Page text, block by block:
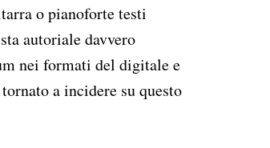
o pianoforte testi
autoriale davvero
nei formati del digitale e
a incidere su questo